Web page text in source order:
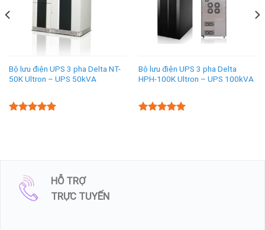
Bộ lưu điện UPS 3 pha Delta NT-
50K Ultron – UPS 50kVA
Bộ lưu điện UPS 3 pha Delta
HPH-100K Ultron – UPS 100kVA
HỖ TRỢ
TRỰC TUYẾN